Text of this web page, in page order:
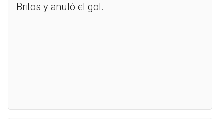
Britos y anuló el gol.